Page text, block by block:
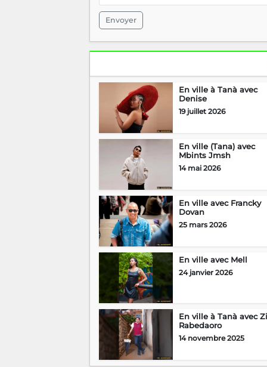
Envoyer
En ville à Tanà avec
Denise
19 juillet 2026
En ville (Tana) avec
Mbints Jmsh
14 mai 2026
En ville avec Francky
Dovan
25 mars 2026
En ville avec Mell
24 janvier 2026
En ville à Tanà avec
Rabedaoro
14 novembre 2025